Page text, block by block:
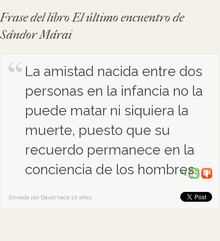
Frase del libro El último encuentro de
Sándor Márai
La amistad nacida entre dos
personas en la infancia no la
puede matar ni siquiera la
muerte, puesto que su
recuerdo permanece en la
conciencia de los hombres.
+1
Enviada por David hace 10 años